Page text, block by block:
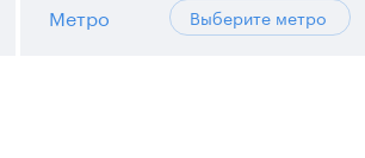
Метро Выберите метро